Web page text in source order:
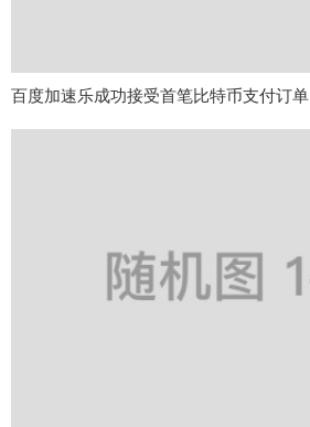
百度加速乐成功接受首笔比特币支付订单